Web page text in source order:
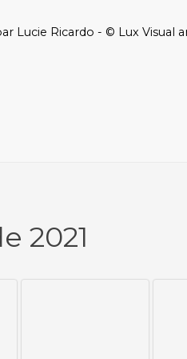
Lucie Ricardo - © Lux Visual
2021